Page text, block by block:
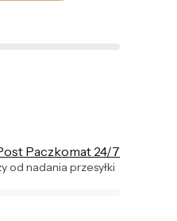
Paczkomat 24/7
od nadania przesyłki